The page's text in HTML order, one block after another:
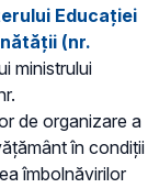
Educației
(nr.
ministrului
de organizare a
în condiții
îmbolnăvirilor